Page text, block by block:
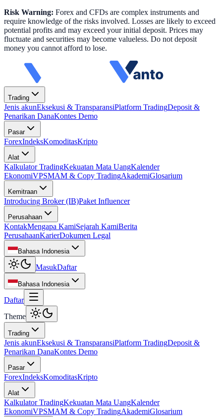
Risk Warning: Forex and CFDs are complex instruments and
require knowledge of the risks involved. Losses are likely to exceed
potential profits and may exceed your initial deposit. Prices may
fluctuate and securities may become valueless. Do not deposit
money you cannot afford to lose.
Trading
Jenis akunEksekusi & TransparansiPlatform TradingDeposit &
Penarikan DanaKontes Demo
Pasar
ForexIndeksKomoditasKripto
Alat
Kalkulator TradingKekuatan Mata UangKalender
EkonomiVPSMAM & Copy TradingAkademiGlosarium
Kemitraan
Introducing Broker (IB)Paket Influencer
Perusahaan
KontakMengapa KamiSejarah KamiBerita
PerusahaanKarierDokumen Legal
Bahasa Indonesia
MasukDaftar
Bahasa Indonesia
Daftar
Theme
Trading
Jenis akunEksekusi & TransparansiPlatform TradingDeposit &
Penarikan DanaKontes Demo
Pasar
ForexIndeksKomoditasKripto
Alat
Kalkulator TradingKekuatan Mata UangKalender
EkonomiVPSMAM & Copy TradingAkademiGlosarium